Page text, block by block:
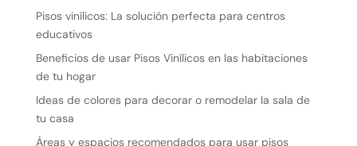
Pisos vinílicos: La solución perfecta para centros
educativos
Beneficios de usar Pisos Vinílicos en las habitaciones
de tu hogar
Ideas de colores para decorar o remodelar la sala de
tu casa
Áreas y espacios recomendados para usar pisos